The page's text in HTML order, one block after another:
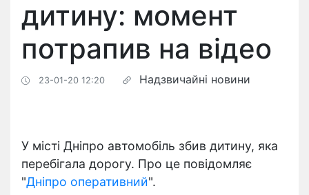
дитину: момент
потрапив на відео
23-01-20 12:20 Надзвичайні новини
У місті Дніпро автомобіль збив дитину, яка
перебігала дорогу. Про це повідомляє
"Дніпро оперативний".